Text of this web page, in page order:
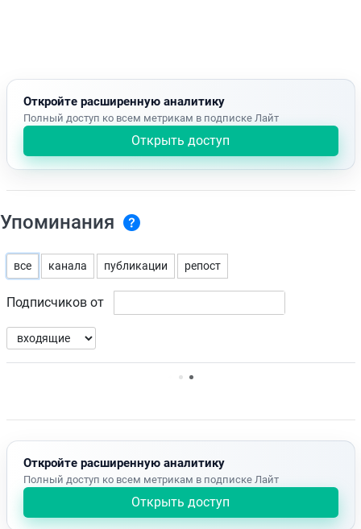
Откройте расширенную аналитику
Полный доступ ко всем метрикам в подписке Лайт
Открыть доступ
Упоминания
все канала публикации репост
Подписчиков от
Нет доступных упоминаний.
Откройте расширенную аналитику
Полный доступ ко всем метрикам в подписке Лайт
Открыть доступ